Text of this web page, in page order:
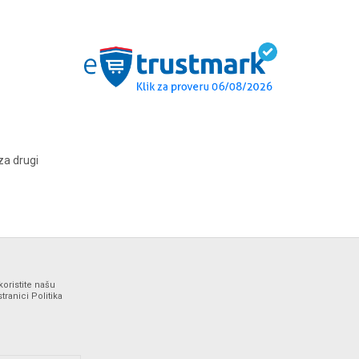
drugi
našu
Politika